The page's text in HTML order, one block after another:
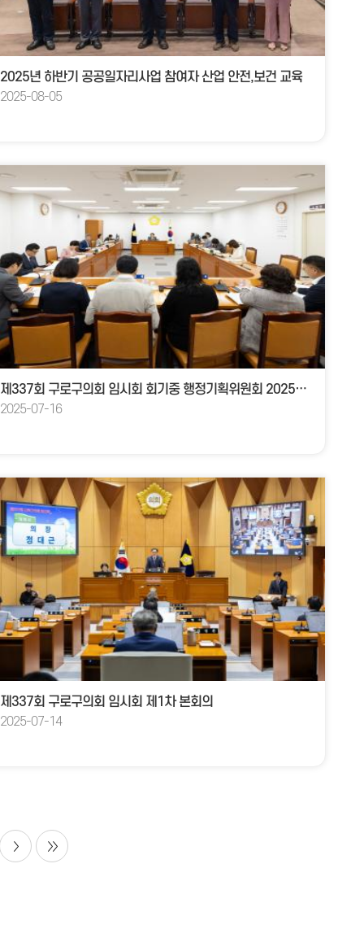
2025년 하반기 공공일자리사업 참여자 산업 안전,보건 교육
2025-08-05
제337회 구로구의회 임시회 회기중 행정기획위원회 2025년도 제1회 추가경정예산안 예비심사
2025-07-16
제337회 구로구의회 임시회 제1차 본회의
2025-07-14